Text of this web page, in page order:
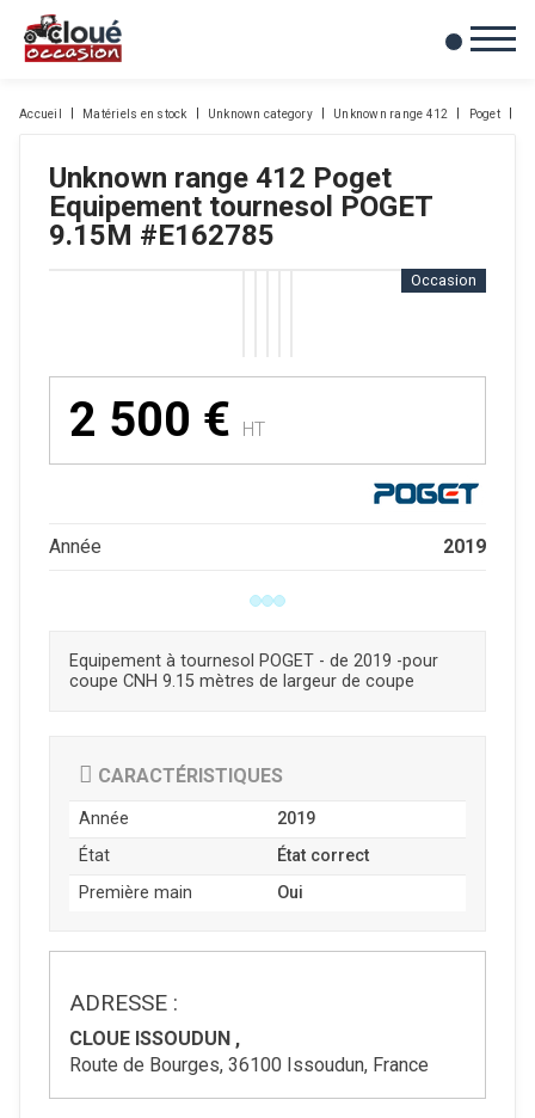
Mes favoris
0
Accueil Matériels en stock Unknown category Unknown range 412 Poget
Unknown range 412 Poget
Equipement tournesol POGET
9.15M #E162785
Occasion
Equipement à tournesol POGET - de 2019 -pour
coupe CNH 9.15 mètres de largeur de coupe
CARACTÉRISTIQUES
Année
2019
État
État correct
Première main
Oui
2 500 € HT
Année 2019
ADRESSE :
CLOUE ISSOUDUN ,
Route de Bourges, 36100 Issoudun, France